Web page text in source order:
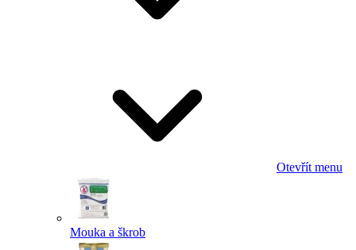
Otevřít menu
Mouka a škrob
Powered by chaterimo